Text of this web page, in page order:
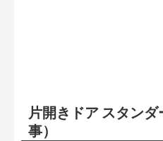
片開きドア スタン
事）